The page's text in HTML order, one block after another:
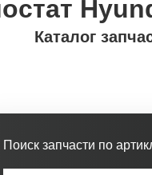
Каталог
Поиск запчасти по